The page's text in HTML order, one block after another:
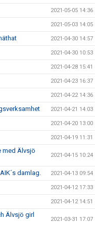
2021-05-05 14:36
2021-05-03 14:05
2021-04-30 14:57
2021-04-30 10:53
2021-04-28 15:41
2021-04-23 16:37
2021-04-22 14:36
2021-04-21 14:03
2021-04-20 13:00
2021-04-19 11:31
med Älvsjö
2021-04-15 10:24
damlag. 2021-04-13 09:54
2021-04-12 17:33
2021-04-12 14:51
Älvsjö girl
2021-03-31 17:07